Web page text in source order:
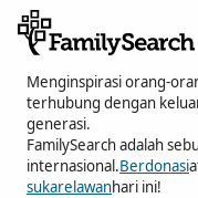
Menginspirasi orang-
terhubung dengan
generasi.
FamilySearch adalah
internasional.Berdonasi
sukarelawanhari ini!